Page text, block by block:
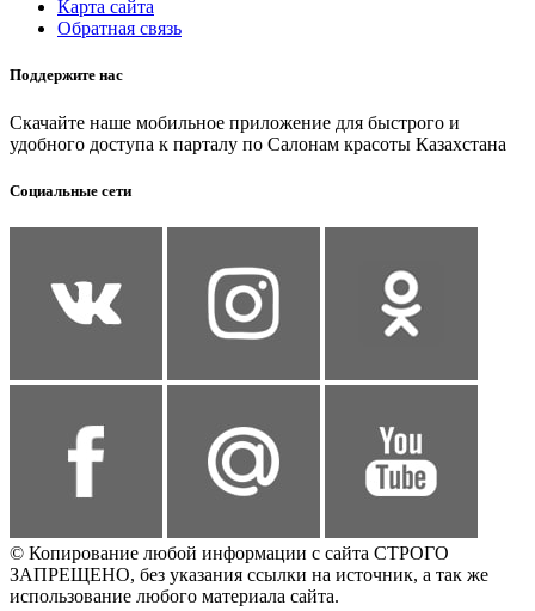
Карта сайта
Обратная связь
Поддержите нас
Скачайте наше мобильное приложение для быстрого и
удобного доступа к парталу по Салонам красоты Казахстана
Социальные сети
© Копирование любой информации с сайта СТРОГО
ЗАПРЕЩЕНО, без указания ссылки на источник, а так же
использование любого материала сайта.